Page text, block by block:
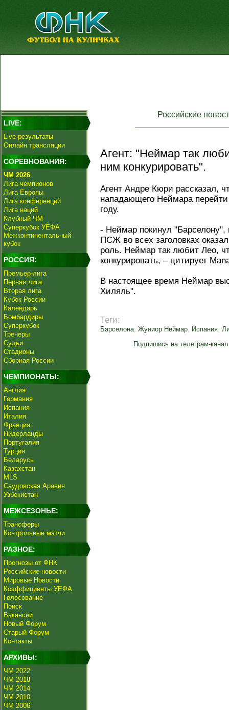
LIVE:
Live-результаты
Онлайн трансляции
СОРЕВНОВАНИЯ:
ЧМ 2026
Лига чемпионов
Лига Европы
Лига конференций
Лига наций
Клубный ЧМ
Суперкубок УЕФА
Межконтинентальный
кубок
РОССИЯ:
Премьер-лига
Первая лига
Вторая лига
Кубок России
Календарь
Бомбардиры
Суперкубок
Тренеры
Судьи
Стадионы
Сборная России
ЧЕМПИОНАТЫ:
Англия
Германия
Испания
Италия
Франция
Нидерланды
Португалия
Турция
Беларусь
Казахстан
MLS
Саудовская Аравия
Узбекистан
МЕЖСЕЗОНЬЕ:
Трансферы
Контрольные матчи
РАЗНОЕ:
Прогнозы от ФНК
Российские новости
Мировые Новости
Коэффициенты УЕФА
Голосование
Поиск
Вакансии
Новый Форум
Старый Форум
Контакты
АРХИВЫ:
ЧМ 2022
ЧМ 2018
ЧМ 2014
ЧМ 2010
ЧМ 2006
Российские
Агент: "Неймар так
ним конкурировать".
Агент Андре Кюри рассказал,
нападающего Неймара
году.
- Неймар покинул
ПСЖ во всех заголовках
роль. Неймар так любит Лео,
конкурировать, – цитирует
В настоящее время Неймар
Хиляль".
Теги:
Барселона, Жуниор Неймар, Испания,
Подпишись на телеграм-